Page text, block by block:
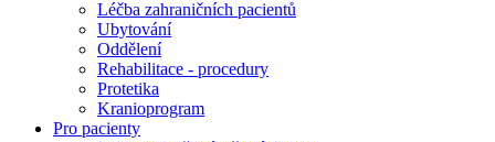
Léčba zahraničních pacientů
Ubytování
Oddělení
Rehabilitace - procedury
Protetika
Kranioprogram
Pro pacienty